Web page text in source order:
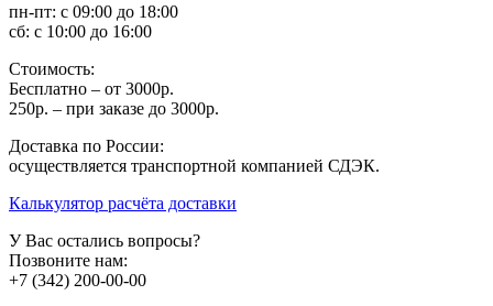
пн-пт: с 09:00 до 18:00
сб: с 10:00 до 16:00
Стоимость:
Бесплатно – от 3000р.
250р. – при заказе до 3000р.
Доставка по России:
осуществляется транспортной компанией СДЭК.
Калькулятор расчёта доставки
У Вас остались вопросы?
Позвоните нам:
+7 (342) 200-00-00